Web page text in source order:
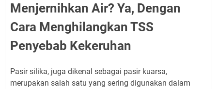
Menjernihkan Air? Ya, Dengan
Cara Menghilangkan TSS
Penyebab Kekeruhan
Pasir silika, juga dikenal sebagai pasir kuarsa,
merupakan salah satu yang sering digunakan dalam